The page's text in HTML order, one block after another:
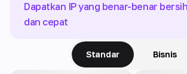
Dapatkan IP yang benar-benar bersih
dan cepat
Standar Bisnis